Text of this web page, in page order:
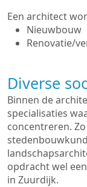
Een architect
Nieuwbouw
Renovatie/
Diverse
Binnen de
specialisaties
concentreren.
opdracht wel
in Zuurdijk.